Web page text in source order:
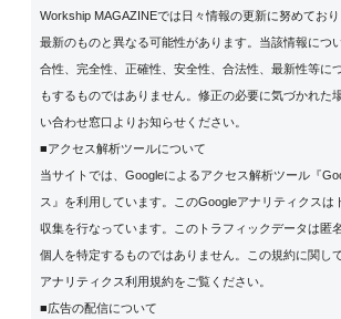
Workship MAGAZINEでは日々情報の更新に努めてお
最新のものと異なる可能性があります。当該情報につ
合性、完全性、正確性、安全性、合法性、最新性等に
もするものではありません。修正の必要に気づかれた
い合わせ窓口よりお知らせください。
■アクセス解析ツールについて
当サイトでは、Googleによるアクセス解析ツール『
ス』を利用しています。このGoogleアナリティクスは
収集を行なっています。このトラフィックデータは匿
個人を特定するものではありません。この規約に関し
アナリティクス利用規約をご覧ください。
■広告の配信について